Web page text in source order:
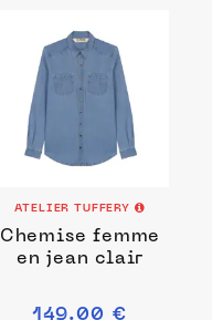
ATELIER TUFFERY
Chemise femme
en jean clair
149.00 €